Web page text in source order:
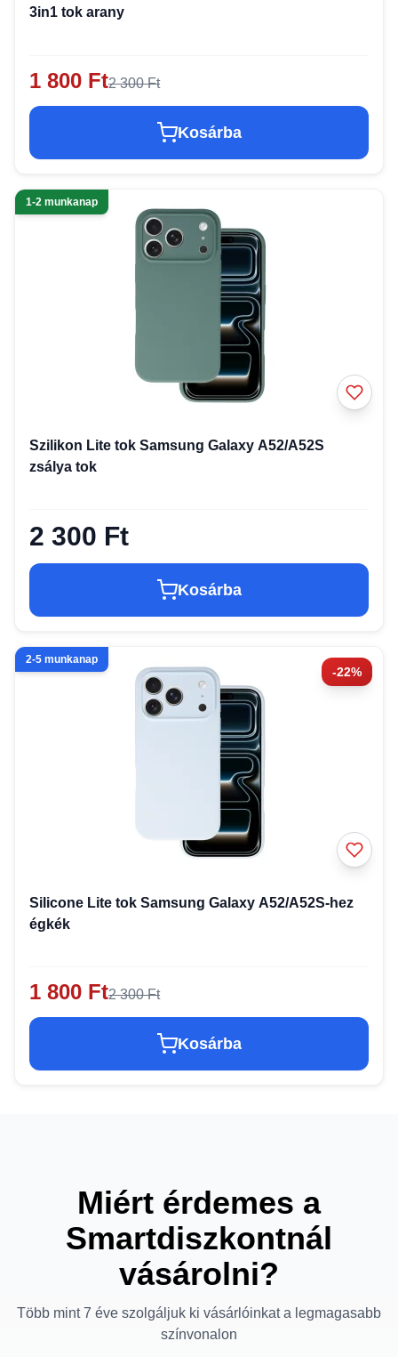
3in1 tok arany
1 800 Ft2 300 Ft
Kosárba
1-2 munkanap
Szilikon Lite tok Samsung Galaxy A52/A52S
zsálya tok
2 300 Ft
Kosárba
-22%
2-5 munkanap
Silicone Lite tok Samsung Galaxy A52/A52S-hez
égkék
1 800 Ft2 300 Ft
Kosárba
Miért érdemes a
Smartdiszkontnál
vásárolni?
Több mint 7 éve szolgáljuk ki vásárlóinkat a legmagasabb
színvonalon